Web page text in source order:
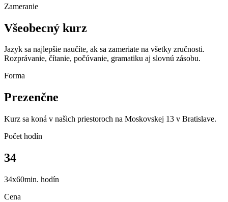
Zameranie
Všeobecný kurz
Jazyk sa najlepšie naučíte, ak sa zameriate na všetky zručnosti.
Rozprávanie, čítanie, počúvanie, gramatiku aj slovnú zásobu.
Forma
Prezenčne
Kurz sa koná v našich priestoroch na Moskovskej 13 v Bratislave.
Počet hodín
34
34x60min. hodín
Cena